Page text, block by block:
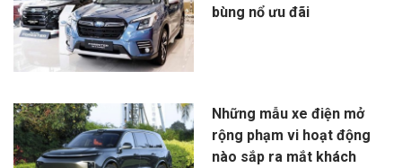
bùng nổ ưu đãi
Những mẫu xe điện mở
rộng phạm vi hoạt động
nào sắp ra mắt khách